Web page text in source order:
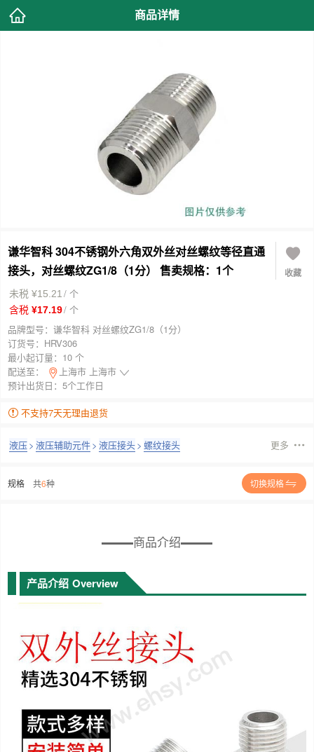
商品详情
谦华智科 304不锈钢外六角双外丝对丝螺纹等径直通
接头，对丝螺纹ZG1/8（1分） 售卖规格：1个
收藏
未税 ¥15.21 / 个
含税 ¥17.19/ 个
品牌型号： 谦华智科 对丝螺纹ZG1/8（1分）
订货号： HRV306
最小起订量： 10 个
配送至：
上海市 上海市
预计出货日：5个工作日
不支持7天无理由退货
液压> 液压辅助元件> 液压接头> 螺纹接头 更多
规格 共6种 切换规格
商品介绍
产品介绍 Overview